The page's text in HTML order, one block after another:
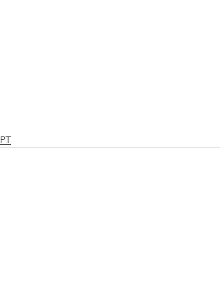
PT